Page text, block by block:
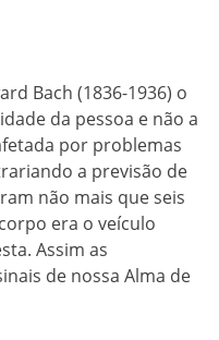
Bach (1836-1936) o
da pessoa e não a
por problemas
a previsão de
não mais que seis
era o veículo
Assim as
de nossa Alma de